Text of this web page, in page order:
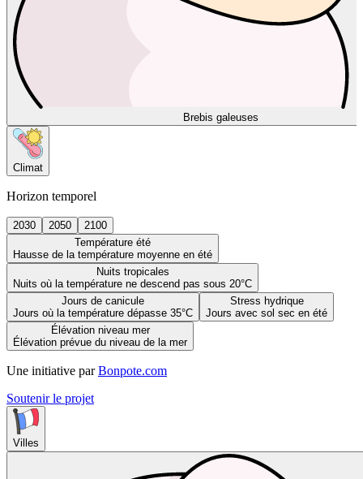
Brebis galeuses
Climat
Horizon temporel
2030 2050
2100
Température été
Hausse de la température moyenne en été
Nuits tropicales
Nuits où la température ne descend pas sous 20°C
Jours de canicule
Jours où la température dépasse 35°C
Stress hydrique
Jours avec sol sec en été
Élévation niveau mer
Élévation prévue du niveau de la mer
Une initiative par Bonpote.com
Soutenir le projet
Villes